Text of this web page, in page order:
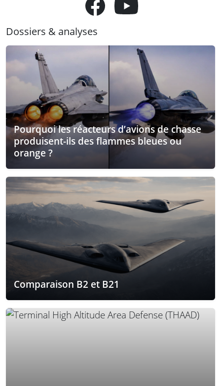
Dossiers & analyses
Pourquoi les réacteurs d’avions de chasse
produisent-ils des flammes bleues ou
orange ?
Comparaison B2 et B21